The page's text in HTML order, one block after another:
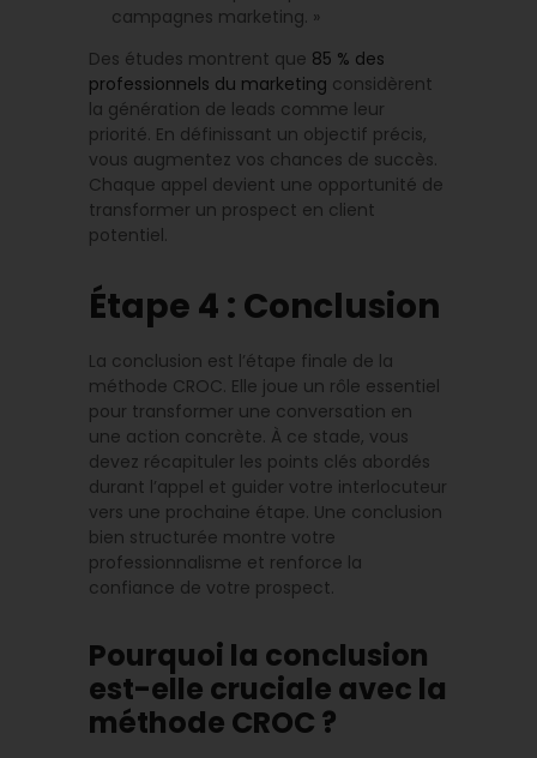
campagnes marketing. »
Des études montrent que 85 % des
professionnels du marketing considèrent
la génération de leads comme leur
priorité. En définissant un objectif précis,
vous augmentez vos chances de succès.
Chaque appel devient une opportunité de
transformer un prospect en client
potentiel.
Étape 4 : Conclusion
La conclusion est l’étape finale de la
méthode CROC. Elle joue un rôle essentiel
pour transformer une conversation en
une action concrète. À ce stade, vous
devez récapituler les points clés abordés
durant l’appel et guider votre interlocuteur
vers une prochaine étape. Une conclusion
bien structurée montre votre
professionnalisme et renforce la
confiance de votre prospect.
Pourquoi la conclusion
est-elle cruciale avec la
méthode CROC ?